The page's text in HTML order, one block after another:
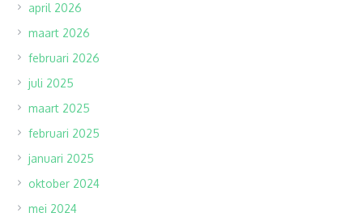
april 2026
maart 2026
februari 2026
juli 2025
maart 2025
februari 2025
januari 2025
oktober 2024
mei 2024